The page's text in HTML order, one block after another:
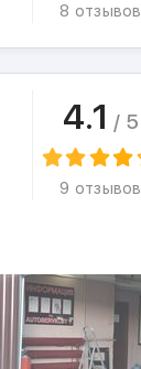
8 отзывов
4.1 / 5
9 отзывов